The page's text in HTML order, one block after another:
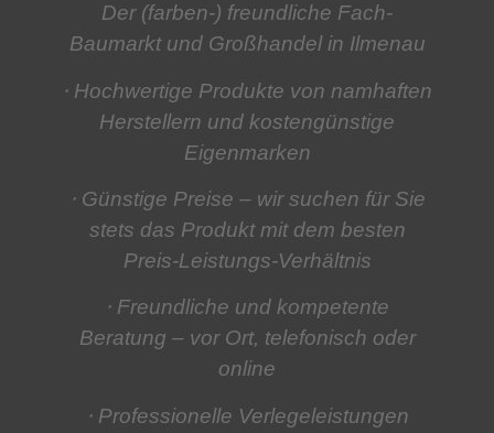
Der (farben-) freundliche Fach-
Baumarkt und Großhandel in Ilmenau
⋅ Hochwertige Produkte von namhaften
Herstellern und kostengünstige
Eigenmarken
⋅ Günstige Preise – wir suchen für Sie
stets das Produkt mit dem besten
Preis-Leistungs-Verhältnis
⋅ Freundliche und kompetente
Beratung – vor Ort, telefonisch oder
online
⋅ Professionelle Verlegeleistungen